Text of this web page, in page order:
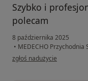
Szybko i
polecam
8 października 2025
• MEDECHO Przychodnia
w opinii użytkownika Kamil
zgłoś nadużycie